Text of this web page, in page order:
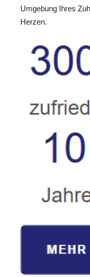
Umgebung Ihres
Herzen.